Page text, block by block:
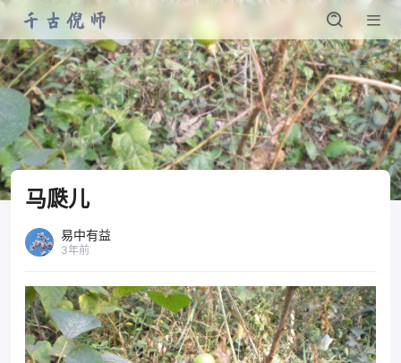
马瓞儿
易中有益
3年前